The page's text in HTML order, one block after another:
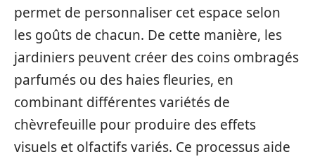
permet de personnaliser cet espace selon
les goûts de chacun. De cette manière, les
jardiniers peuvent créer des coins ombragés
parfumés ou des haies fleuries, en
combinant différentes variétés de
chèvrefeuille pour produire des effets
visuels et olfactifs variés. Ce processus aide